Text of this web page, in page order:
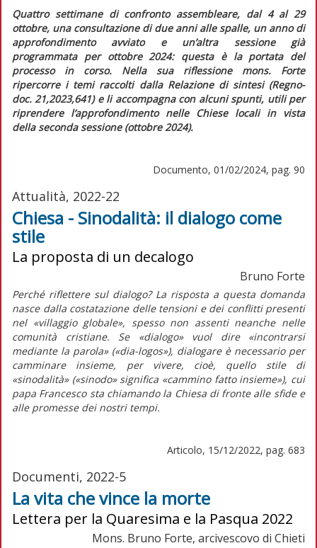
Quattro settimane di confronto assembleare, dal 4 al 29
ottobre, una consultazione di due anni alle spalle, un anno di
approfondimento avviato e un’altra sessione già
programmata per ottobre 2024: questa è la portata del
processo in corso. Nella sua riflessione mons. Forte
ripercorre i temi raccolti dalla Relazione di sintesi (Regno-
doc.21,2023,641) e li accompagna con alcuni spunti, utili per
riprendere l’approfondimento nelle Chiese locali in vista
della seconda sessione (ottobre 2024).
Documento, 01/02/2024, pag. 90
Attualità, 2022-22
Chiesa - Sinodalità: il dialogo come
stile
La proposta di un decalogo
Bruno Forte
Perché riflettere sul dialogo? La risposta a questa domanda
nasce dalla costatazione delle tensioni e dei conflitti presenti
nel «villaggio globale», spesso non assenti neanche nelle
comunità cristiane. Se «dialogo» vuol dire «incontrarsi
mediante la parola» («dia-logos»), dialogare è necessario per
camminare insieme, per vivere, cioè, quello stile di
«sinodalità» («sinodo» significa «cammino fatto insieme»), cui
papa Francesco sta chiamando la Chiesa di fronte alle sfide e
alle promesse dei nostri tempi.
Articolo, 15/12/2022, pag. 683
Documenti, 2022-5
La vita che vince la morte
Lettera per la Quaresima e la Pasqua 2022
Mons. Bruno Forte, arcivescovo di Chieti